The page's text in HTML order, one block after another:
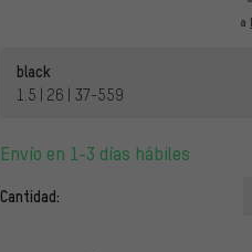
a
black
1.5 | 26 | 37-559
Envío en 1-3 días hábiles
Cantidad: